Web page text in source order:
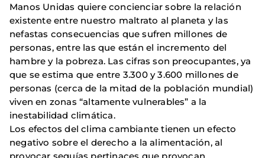
Manos Unidas quiere concienciar sobre la relación
existente entre nuestro maltrato al planeta y las
nefastas consecuencias que sufren millones de
personas, entre las que están el incremento del
hambre y la pobreza. Las cifras son preocupantes, ya
que se estima que entre 3.300 y 3.600 millones de
personas (cerca de la mitad de la población mundial)
viven en zonas “altamente vulnerables” a la
inestabilidad climática.
Los efectos del clima cambiante tienen un efecto
negativo sobre el derecho a la alimentación, al